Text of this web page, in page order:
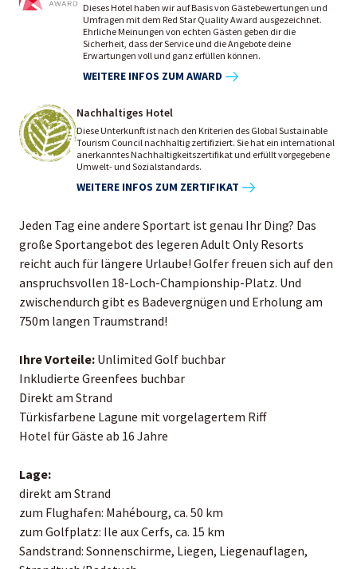
Dieses Hotel haben wir auf Basis von Gästebewertungen und
Umfragen mit dem Red Star Quality Award ausgezeichnet.
Ehrliche Meinungen von echten Gästen geben dir die
Sicherheit, dass der Service und die Angebote deine
Erwartungen voll und ganz erfüllen können.
WEITERE INFOS ZUM AWARD
Nachhaltiges Hotel
Diese Unterkunft ist nach den Kriterien des Global Sustainable
Tourism Council nachhaltig zertifiziert. Sie hat ein international
anerkanntes Nachhaltigkeitszertifikat und erfüllt vorgegebene
Umwelt- und Sozialstandards.
WEITERE INFOS ZUM ZERTIFIKAT
Jeden Tag eine andere Sportart ist genau Ihr Ding? Das
große Sportangebot des legeren Adult Only Resorts
reicht auch für längere Urlaube! Golfer freuen sich auf den
anspruchsvollen 18-Loch-Championship-Platz. Und
zwischendurch gibt es Badevergnügen und Erholung am
750m langen Traumstrand!
Ihre Vorteile: Unlimited Golf buchbar
Inkludierte Greenfees buchbar
Direkt am Strand
Türkisfarbene Lagune mit vorgelagertem Riff
Hotel für Gäste ab 16 Jahre
Lage:
direkt am Strand
zum Flughafen: Mahébourg, ca. 50 km
zum Golfplatz: Ile aux Cerfs, ca. 15 km
Sandstrand: Sonnenschirme, Liegen, Liegenauflagen,